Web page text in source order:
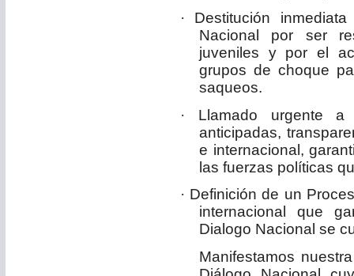
·
Destitución
Nacional por ser
juveniles y por el
grupos de choque
saqueos.
·
Llamado urgente a
anticipadas,
e internacional,
las fuerzas políticas
· Definición de un
internacional que
Dialogo Nacional se
Manifestamos